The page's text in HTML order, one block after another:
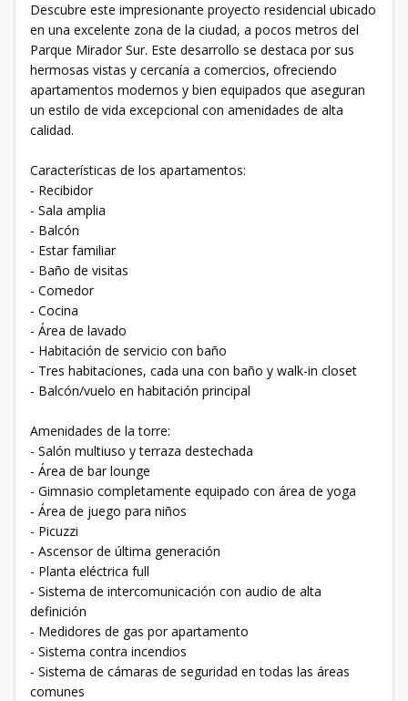
Descubre este impresionante proyecto residencial ubicado
en una excelente zona de la ciudad, a pocos metros del
Parque Mirador Sur. Este desarrollo se destaca por sus
hermosas vistas y cercanía a comercios, ofreciendo
apartamentos modernos y bien equipados que aseguran
un estilo de vida excepcional con amenidades de alta
calidad.
Características de los apartamentos:
- Recibidor
- Sala amplia
- Balcón
- Estar familiar
- Baño de visitas
- Comedor
- Cocina
- Área de lavado
- Habitación de servicio con baño
- Tres habitaciones, cada una con baño y walk-in closet
- Balcón/vuelo en habitación principal
Amenidades de la torre:
- Salón multiuso y terraza destechada
- Área de bar lounge
- Gimnasio completamente equipado con área de yoga
- Área de juego para niños
- Picuzzi
- Ascensor de última generación
- Planta eléctrica full
- Sistema de intercomunicación con audio de alta
definición
- Medidores de gas por apartamento
- Sistema contra incendios
- Sistema de cámaras de seguridad en todas las áreas
comunes